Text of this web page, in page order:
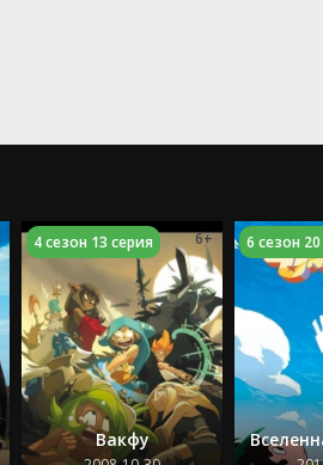
Вакфу
4 сезон 13 серия 6+ 6 сезон